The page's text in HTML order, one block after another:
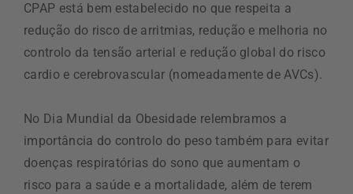
CPAP está bem estabelecido no que respeita a
redução do risco de arritmias, redução e melhoria no
controlo da tensão arterial e redução global do risco
cardio e cerebrovascular (nomeadamente de AVCs).
No Dia Mundial da Obesidade relembramos a
importância do controlo do peso também para evitar
doenças respiratórias do sono que aumentam o
risco para a saúde e a mortalidade, além de terem